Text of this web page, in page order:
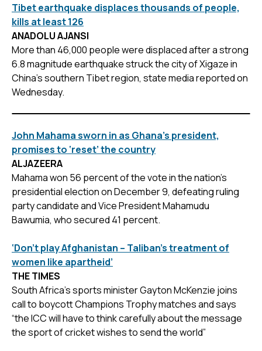
Tibet earthquake displaces thousands of people,
kills at least 126
ANADOLU AJANSI
More than 46,000 people were displaced after a strong
6.8 magnitude earthquake struck the city of Xigaze in
China’s southern Tibet region, state media reported on
Wednesday.
John Mahama sworn in as Ghana’s president,
promises to ‘reset’ the country
ALJAZEERA
Mahama won 56 percent of the vote in the nation’s
presidential election on December 9, defeating ruling
party candidate and Vice President Mahamudu
Bawumia, who secured 41 percent.
‘Don’t play Afghanistan – Taliban’s treatment of
women like apartheid’
THE TIMES
South Africa’s sports minister Gayton McKenzie joins
call to boycott Champions Trophy matches and says
“the ICC will have to think carefully about the message
the sport of cricket wishes to send the world”